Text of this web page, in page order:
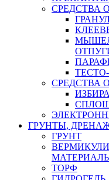
СРЕДСТВА
СРЕДСТВА
ГРУНТЫ,
ГРУНТ
ТОРФ